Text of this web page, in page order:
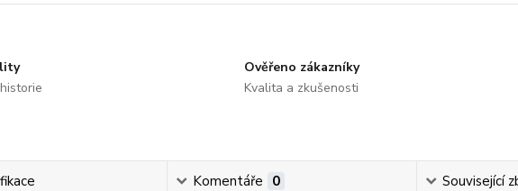
Ověřeno zákazníky
Kvalita a zkušenosti
Komentáře 0 Související